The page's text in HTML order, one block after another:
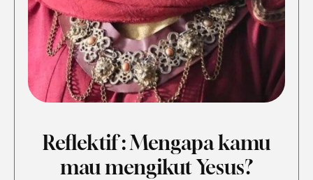
Reflektif : Mengapa kamu
mau mengikut Yesus?